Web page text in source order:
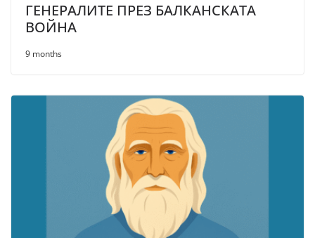
ГЕНЕРАЛИТЕ ПРЕЗ БАЛКАНСКАТА
ВОЙНА
9 months